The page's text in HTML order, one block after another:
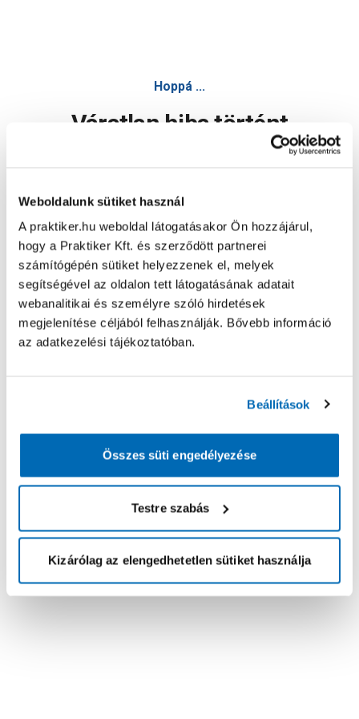
Weboldalunk sütiket használ
A praktiker.hu weboldal látogatásakor Ön hozzájárul,
hogy a Praktiker Kft. és szerződött partnerei
számítógépén sütiket helyezzenek el, melyek
segítségével az oldalon tett látogatásának adatait
webanalitikai és személyre szóló hirdetések
megjelenítése céljából felhasználják. Bővebb információ
az adatkezelési tájékoztatóban.
Beállítások
Összes süti engedélyezése
Testre szabás
Kizárólag az elengedhetetlen sütiket használja
Hoppá ...
Váratlan hiba történt
Oldal újratöltése